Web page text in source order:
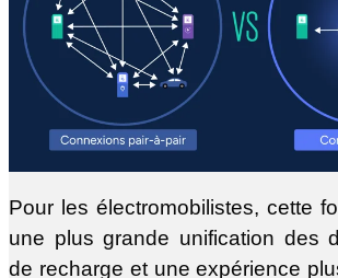
Pour les électromobilistes, cette
une plus grande unification des
de recharge et une expérience